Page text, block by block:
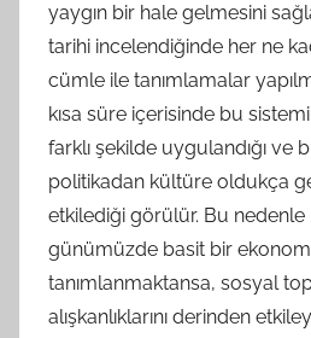
yaygın bir hale gelmesini
tarihi incelendiğinde her ne
cümle ile tanımlamalar
kısa süre içerisinde bu
farklı şekilde uygulandığı ve
politikadan kültüre oldukça
etkilediği görülür. Bu nedenle
günümüzde basit bir
tanımlanmaktansa, sosyal
alışkanlıklarını derinden